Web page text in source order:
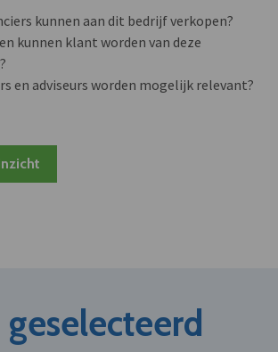
kunnen aan dit bedrijf verkopen?
kunnen klant worden van deze
en adviseurs worden mogelijk relevant?